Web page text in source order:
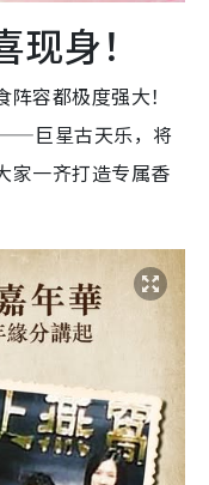
身！
容都极度强大！
巨星古天乐，将
家一齐打造专属香